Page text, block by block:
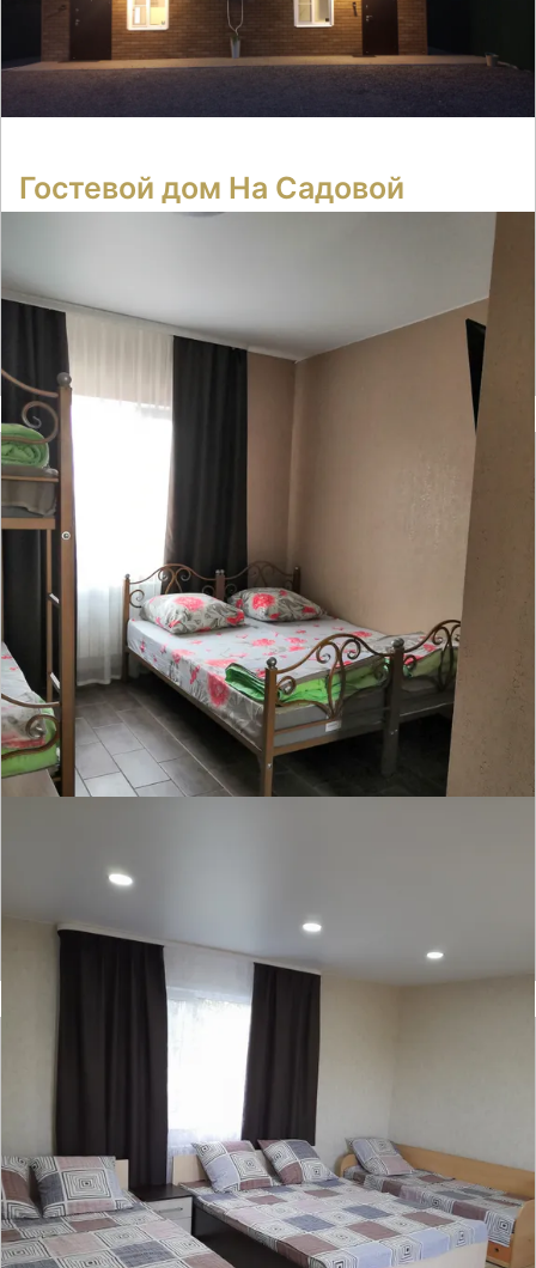
Гостевой дом На Садовой
Время заселения:
Время выселения:
Подробнее ➝
Апартаменты На Степной
Время заселения:
Время выселения:
Подробнее ➝